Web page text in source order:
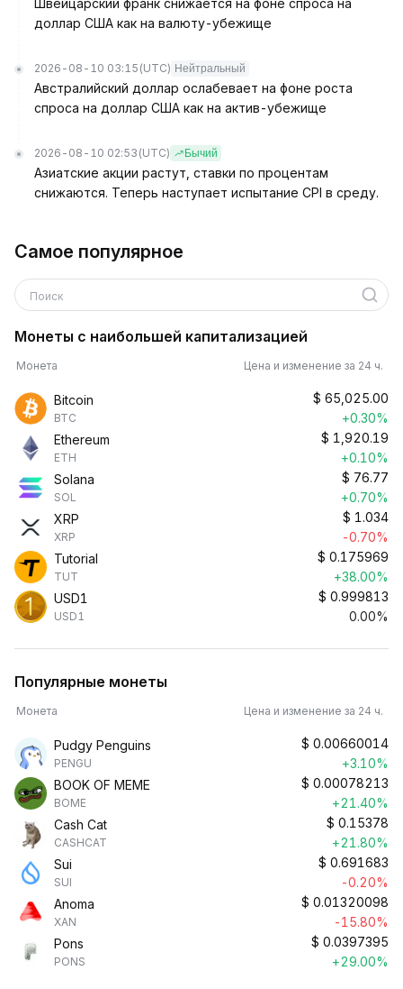
Швейцарский франк снижается на фоне спроса на
доллар США как на валюту-убежище
2026-08-10 03:15 (UTC) Нейтральный
Австралийский доллар ослабевает на фоне роста
спроса на доллар США как на актив-убежище
2026-08-10 02:53 (UTC) Бычий
Азиатские акции растут, ставки по процентам
снижаются. Теперь наступает испытание CPI в среду.
Самое популярное
Поиск
Монеты с наибольшей капитализацией
Монета Цена и изменение за 24 ч.
Bitcoin
BTC
$ 65,025.00
+0.30%
Ethereum
ETH
$ 1,920.19
+0.10%
Solana
SOL
$ 76.77
+0.70%
XRP
XRP
$ 1.034
-0.70%
Tutorial
TUT
$ 0.175969
+38.00%
USD1
USD1
$ 0.999813
0.00%
Популярные монеты
Монета Цена и изменение за 24 ч.
Pudgy Penguins
PENGU
$ 0.00660014
+3.10%
BOOK OF MEME
BOME
$ 0.00078213
+21.40%
Cash Cat
CASHCAT
$ 0.15378
+21.80%
Sui
SUI
$ 0.691683
-0.20%
Anoma
XAN
$ 0.01320098
-15.80%
Pons
PONS
$ 0.0397395
+29.00%